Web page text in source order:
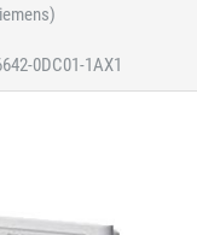
0DC01-1AX1